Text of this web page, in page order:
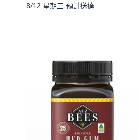
8/12 星期三 預計送達